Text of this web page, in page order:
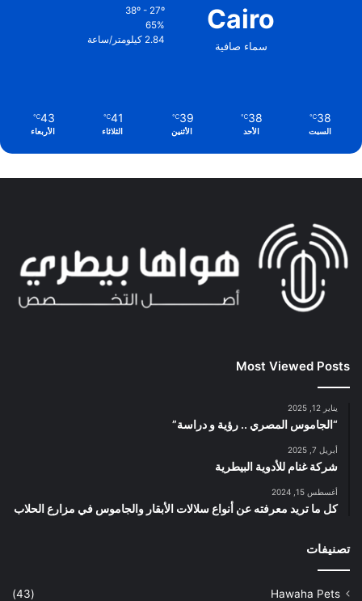
Cairo
سماء صافية
65%
2.84 كيلومتر/ساعة
38
℃
السبت
38
℃
الأحد
39
℃
الأثنين
41
℃
الثلاثاء
43
℃
الأربعاء
Most Viewed Posts
يناير 12, 2025
“الجاموس المصري .. رؤية و دراسة”
أبريل 7, 2025
شركة غنام للأدوية البيطرية
أغسطس 15, 2024
كل ما تريد معرفته عن أنواع سلالات الأبقار والجاموس في مزارع الحلاب
تصنيفات
Hawaha Pets
(43)